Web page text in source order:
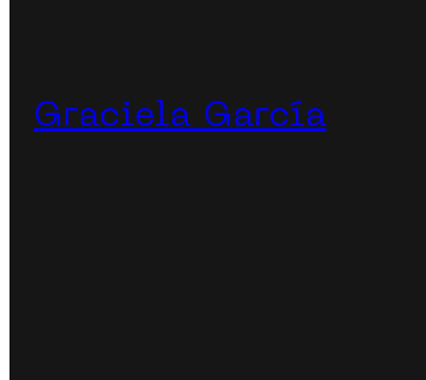
Graciela García